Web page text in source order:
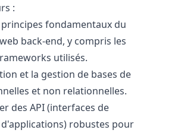
:
fondamentaux du
back-end, y compris les
utilisés.
et la gestion de bases de
et non relationnelles.
des API (interfaces de
robustes pour